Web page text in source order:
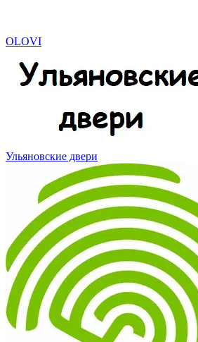
OLOVI
Ульяновские двери